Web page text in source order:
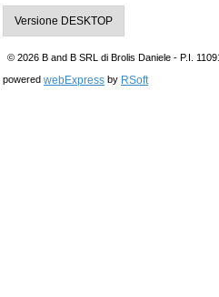
Versione DESKTOP
© 2026 B and B SRL di Brolis Daniele - P.I.
powered webExpress by RSoft